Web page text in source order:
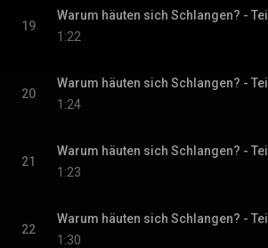
19
Warum häuten sich Schlangen? -
1:22
20
Warum häuten sich Schlangen? -
1:24
21
Warum häuten sich Schlangen? -
1:23
22
Warum häuten sich Schlangen? -
1:30